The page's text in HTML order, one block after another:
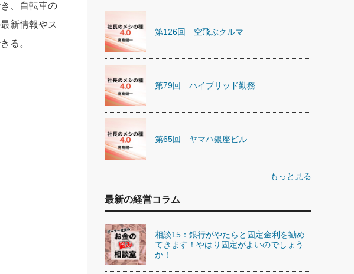
、自転車の
新情報やス
る。
第126回 空飛ぶクルマ
第79回 ハイブリッド勤務
第65回 ヤマハ銀座ビル
もっと見る
最新の経営コラム
相談15：銀行がやたらと固定金利を勧め
てきます！やはり固定がよいのでしょう
か！